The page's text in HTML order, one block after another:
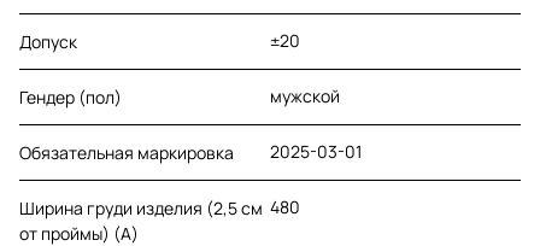
Допуск ±20
Гендер (пол) мужской
Обязательная маркировка 2025-03-01
Ширина груди изделия (2,5 см
от проймы) (A)
480